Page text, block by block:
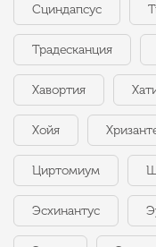
Сциндапсус
Традесканция
Хавортия
Хойя
Циртомиум
Эсхинантус